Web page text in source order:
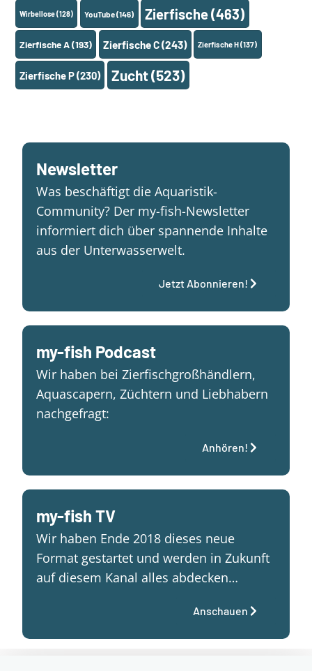
Wirbellose(128) YouTube(146) Zierfische(463)
Zierfische A(193) Zierfische C(243) Zierfische H(137)
Zierfische P(230) Zucht(523)
Newsletter
Was beschäftigt die Aquaristik-
Community? Der my-fish-Newsletter
informiert dich über spannende Inhalte
aus der Unterwasserwelt.
Jetzt Abonnieren!
my-fish Podcast
Wir haben bei Zierfischgroßhändlern,
Aquascapern, Züchtern und Liebhabern
nachgefragt:
Anhören!
my-fish TV
Wir haben Ende 2018 dieses neue
Format gestartet und werden in Zukunft
auf diesem Kanal alles abdecken…
Anschauen